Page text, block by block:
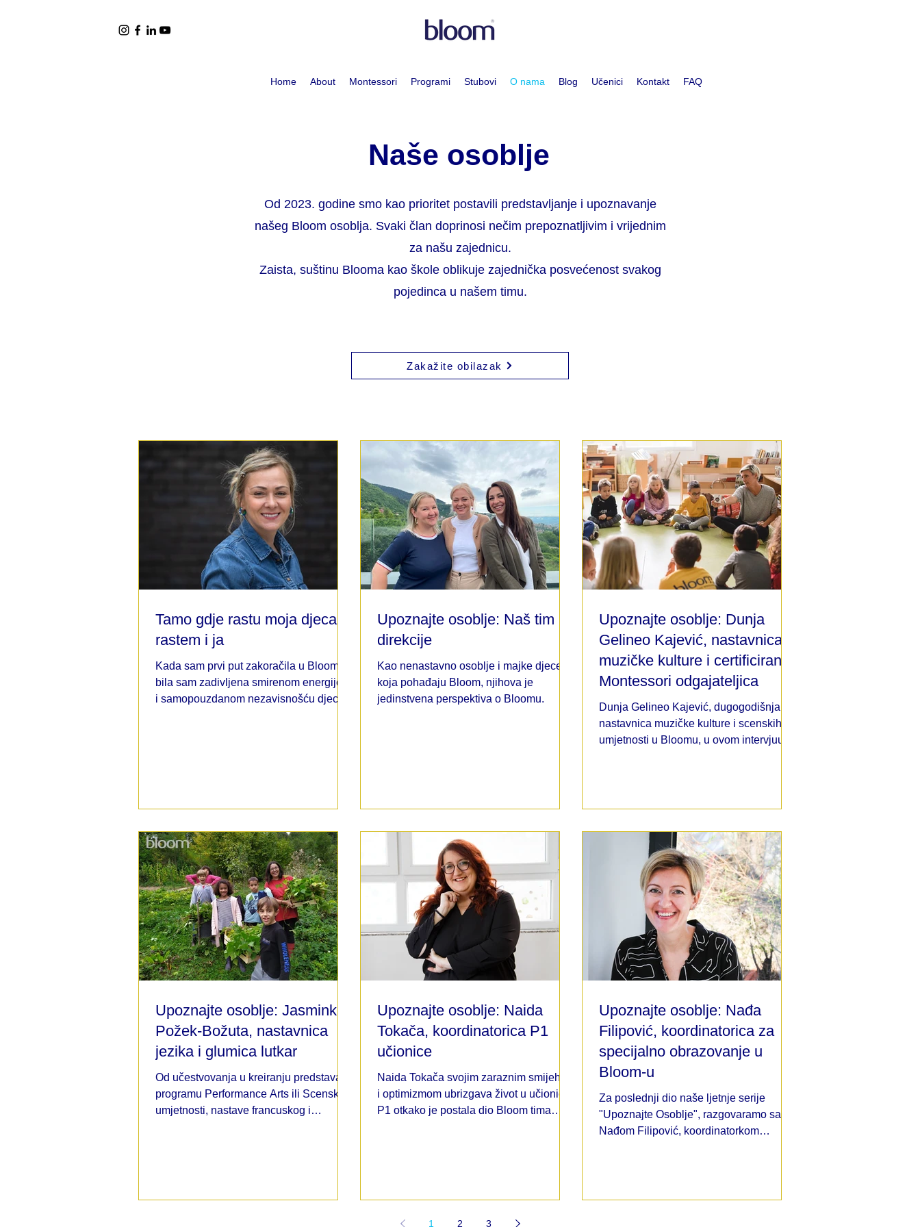
Home About Montessori Programi Stubovi O nama Blog Učenici Kontakt FAQ
Naše osoblje
Od 2023. godine smo kao prioritet postavili predstavljanje i upoznavanje
našeg Bloom osoblja. Svaki član doprinosi nečim prepoznatljivim i vrijednim
za našu zajednicu.
Zaista, suštinu Blooma kao škole oblikuje zajednička posvećenost svakog
pojedinca u našem timu.
Zakažite obilazak
Tamo gdje rastu moja djeca,
rastem i ja
Kada sam prvi put zakoračila u Bloom,
bila sam zadivljena smirenom energijom
i samopouzdanom nezavisnošću djece.
podsjeća: Bloom nije samo mjesto gdje
radim—već i mjesto gdje i dalje rastem.
Upoznajte osoblje: Naš tim iz
direkcije
Kao nenastavno osoblje i majke djece
koja pohađaju Bloom, njihova je
jedinstvena perspektiva o Bloomu.
Upoznajte osoblje: Dunja
Gelineo Kajević, nastavnica
muzičke kulture i certificirana
Montessori odgajateljica
Dunja Gelineo Kajević, dugogodišnja
nastavnica muzičke kulture i scenskih
umjetnosti u Bloomu, u ovom intervjuu
Upoznajte osoblje: Jasminka
Požek-Božuta, nastavnica
jezika i glumica lutkar
Od učestvovanja u kreiranju predstava u
programu Performance Arts ili Scenske
umjetnosti, nastave francuskog i
Upoznajte osoblje: Naida
Tokača, koordinatorica P1
učionice
Naida Tokača svojim zaraznim smijehom
i optimizmom ubrizgava život u učionicu
P1 otkako je postala dio Bloom tima
Upoznajte osoblje: Nađa
Filipović, koordinatorica za
specijalno obrazovanje u
Bloom-u
Za poslednji dio naše ljetnje serije
"Upoznajte Osoblje", razgovaramo sa
Nađom Filipović, koordinatorkom
1 2 3